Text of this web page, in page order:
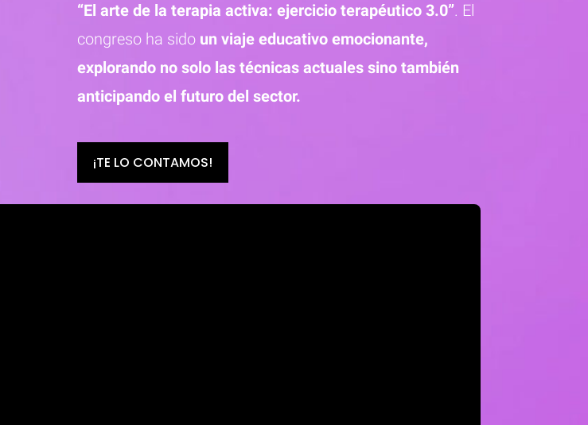
“El arte de la terapia activa: ejercicio terapéutico 3.0”. El
congreso ha sido un viaje educativo emocionante,
explorando no solo las técnicas actuales sino también
anticipando el futuro del sector.
¡TE LO CONTAMOS!